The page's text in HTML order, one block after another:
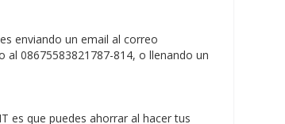
enviando un email al correo
08675583821787-814, o llenando un
es que puedes ahorrar al hacer tus